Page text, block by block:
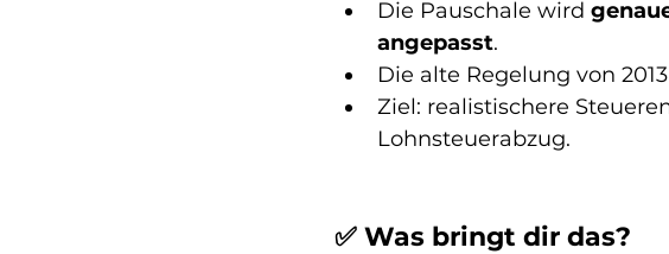
Die Pauschale wird
angepasst.
Die alte Regelung von
Ziel: realistischere
Lohnsteuerabzug.
✅ Was bringt dir das?